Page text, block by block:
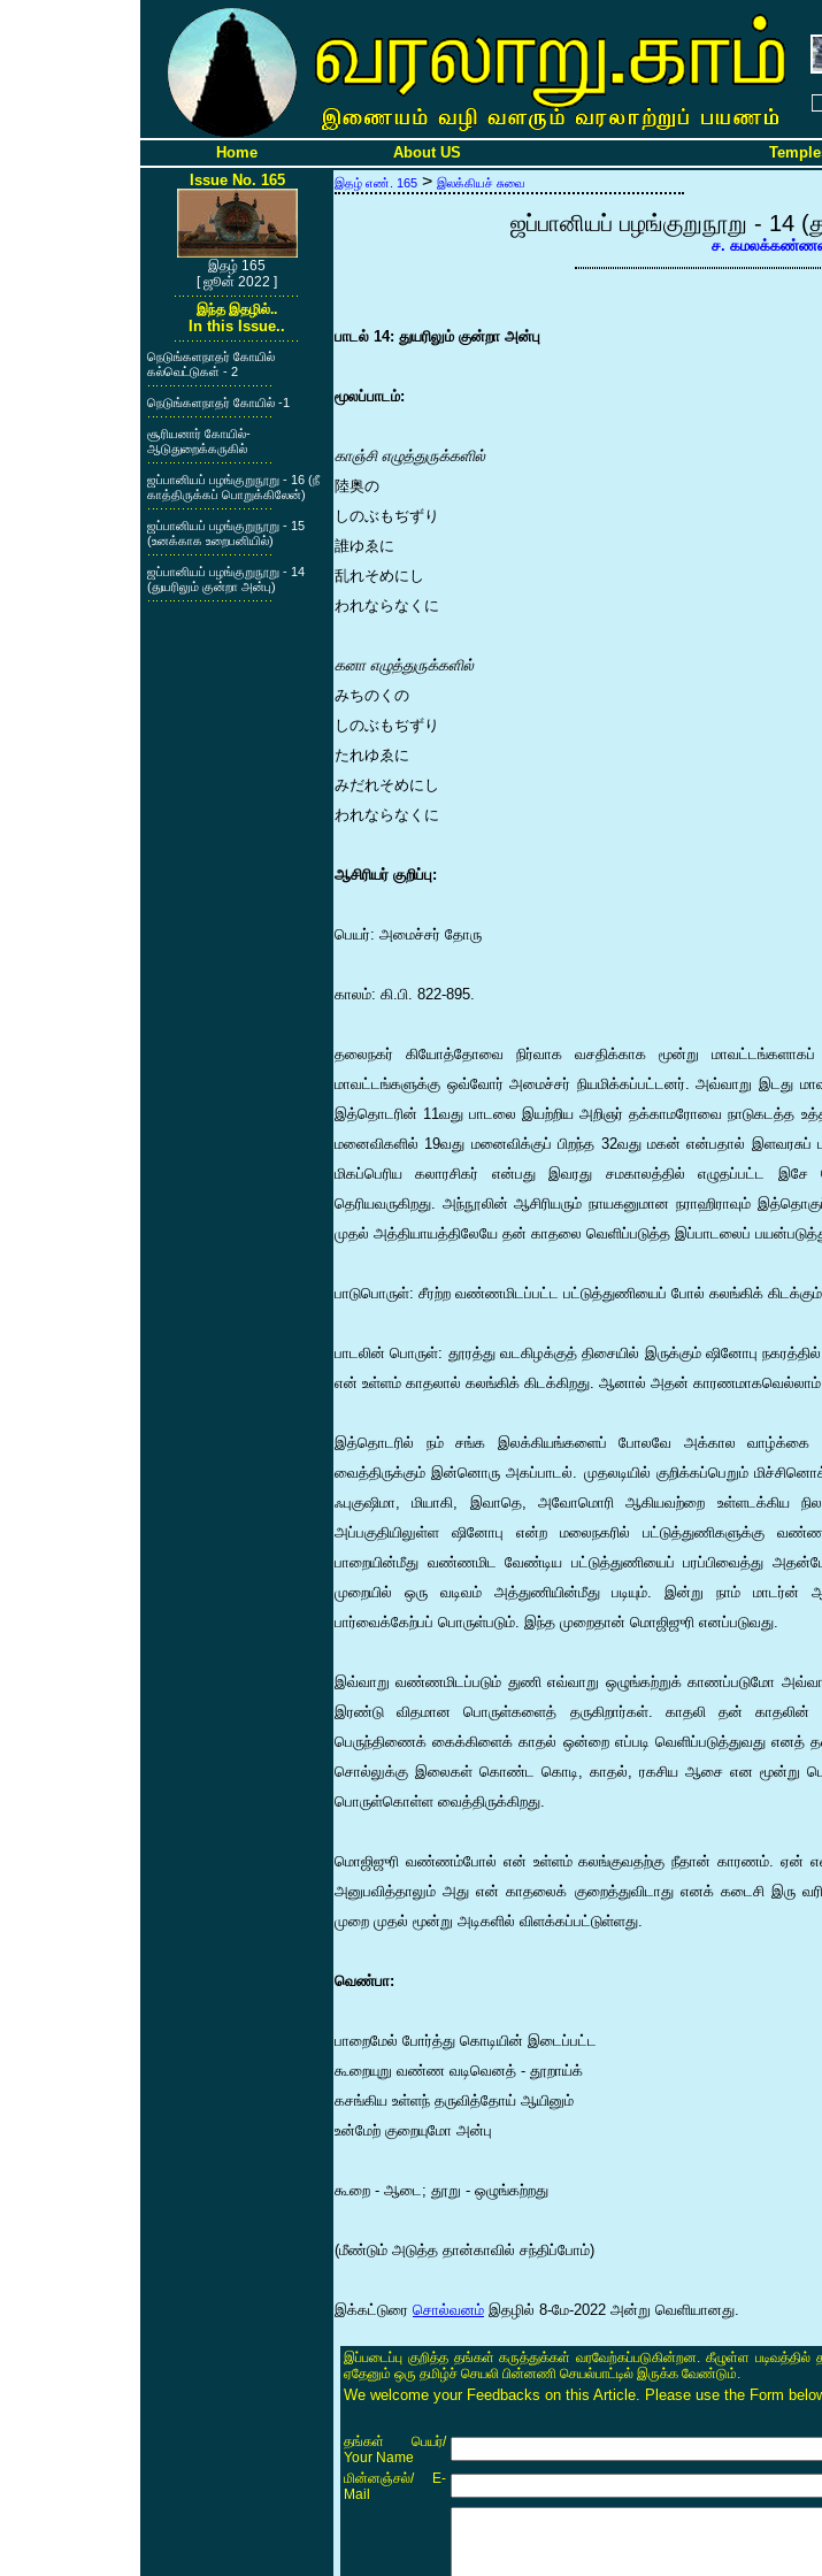
Home About US
Issue No. 165
இதழ் 165
[ ஜூன் 2022 ]
இந்த இதழில்..
In this Issue..
நெடுங்களநாதர் கோயில்
கல்வெட்டுகள் - 2
நெடுங்களநாதர் கோயில் -1
சூரியனார் கோயில்-
ஆடுதுறைக்கருகில்
ஜப்பானியப் பழங்குறுநூறு - 16 (நீ
காத்திருக்கப் பொறுக்கிலேன்)
ஜப்பானியப் பழங்குறுநூறு - 15
(உனக்காக உறைபனியில்)
ஜப்பானியப் பழங்குறுநூறு - 14
(துயரிலும் குன்றா அன்பு)
இதழ் எண். 165 > இலக்கியச் சுவை
ஜப்பானியப் பழங்குறுநூறு - 14
ச.
பாடல் 14: துயரிலும் குன்றா அன்பு
மூலப்பாடம்:
காஞ்சி எழுத்துருக்களில்
陸奥の
しのぶもぢずり
誰ゆゑに
乱れそめにし
われならなくに
கனா எழுத்துருக்களில்
みちのくの
しのぶもぢずり
たれゆゑに
みだれそめにし
われならなくに
ஆசிரியர் குறிப்பு:
பெயர்: அமைச்சர் தோரு
காலம்: கி.பி. 822-895.
தலைநகர் கியோத்தோவை நிர்வாக வசதிக்காக மூன்று மாவட்டங்களாகப்
மாவட்டங்களுக்கு ஒவ்வோர் அமைச்சர் நியமிக்கப்பட்டனர். அவ்வாறு இடது
இத்தொடரின் 11வது பாடலை இயற்றிய அறிஞர் தக்காமரோவை நாடுகடத்த
மனைவிகளில் 19வது மனைவிக்குப் பிறந்த 32வது மகன் என்பதால் இளவரசுப்
மிகப்பெரிய கலாரசிகர் என்பது இவரது சமகாலத்தில் எழுதப்பட்ட
தெரியவருகிறது. அந்நூலின் ஆசிரியரும் நாயகனுமான நராஹிராவும்
முதல் அத்தியாயத்திலேயே தன் காதலை வெளிப்படுத்த இப்பாடலைப்
பாடுபொருள்: சீரற்ற வண்ணமிடப்பட்ட பட்டுத்துணியைப் போல் கலங்கிக்
பாடலின் பொருள்: தூரத்து வடகிழக்குத் திசையில் இருக்கும் ஷினோபு
என் உள்ளம் காதலால் கலங்கிக் கிடக்கிறது. ஆனால் அதன் காரணமாகவெல்லாம்
இத்தொடரில் நம் சங்க இலக்கியங்களைப் போலவே அக்கால வாழ்க்கை
வைத்திருக்கும் இன்னொரு அகப்பாடல். முதலடியில் குறிக்கப்பெறும்
ஃபுகுஷிமா, மியாகி, இவாதெ, அவோமொரி ஆகியவற்றை உள்ளடக்கிய
அப்பகுதியிலுள்ள ஷினோபு என்ற மலைநகரில் பட்டுத்துணிகளுக்கு
பாறையின்மீது வண்ணமிட வேண்டிய பட்டுத்துணியைப் பரப்பிவைத்து
முறையில் ஒரு வடிவம் அத்துணியின்மீது படியும். இன்று நாம்
பார்வைக்கேற்பப் பொருள்படும். இந்த முறைதான் மொஜிஜுரி எனப்படுவது.
இவ்வாறு வண்ணமிடப்படும் துணி எவ்வாறு ஒழுங்கற்றுக் காணப்படுமோ
இரண்டு விதமான பொருள்களைத் தருகிறார்கள். காதலி தன் காதலின்
பெருந்திணைக் கைக்கிளைக் காதல் ஒன்றை எப்படி வெளிப்படுத்துவது எனத்
சொல்லுக்கு இலைகள் கொண்ட கொடி, காதல், ரகசிய ஆசை என மூன்று
பொருள்கொள்ள வைத்திருக்கிறது.
மொஜிஜுரி வண்ணம்போல் என் உள்ளம் கலங்குவதற்கு நீதான் காரணம். ஏன்
அனுபவித்தாலும் அது என் காதலைக் குறைத்துவிடாது எனக் கடைசி இரு
முறை முதல் மூன்று அடிகளில் விளக்கப்பட்டுள்ளது.
வெண்பா:
பாறைமேல் போர்த்து கொடியின் இடைப்பட்ட
கூறையுறு வண்ண வடிவெனத் - தூறாய்க்
கசங்கிய உள்ளந் தருவித்தோய் ஆயினும்
உன்மேற் குறையுமோ அன்பு
கூறை - ஆடை; தூறு - ஒழுங்கற்றது
(மீண்டும் அடுத்த தான்காவில் சந்திப்போம்)
இக்கட்டுரை சொல்வனம் இதழில் 8-மே-2022 அன்று வெளியானது.
இப்படைப்பு குறித்த தங்கள் கருத்துக்கள் வரவேற்கப்படுகின்றன. கீழுள்ள படிவத்தில்
ஏதேனும் ஒரு தமிழ்ச் செயலி பின்னணி செயல்பாட்டில் இருக்க வேண்டும்.
We welcome your Feedbacks on this Article. Please use the Form
தங்கள் பெயர்/
Your Name
மின்னஞ்சல்/ E-
Mail